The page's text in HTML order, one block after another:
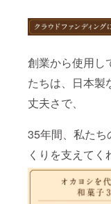
創業から使用し
たちは、日本製
丈夫さで、
35年間、私たち
くりを支えてく